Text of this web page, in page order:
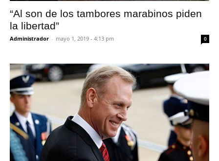
“Al son de los tambores marabinos piden
la libertad”
Administrador - mayo 1, 2019 - 4:13 pm 0